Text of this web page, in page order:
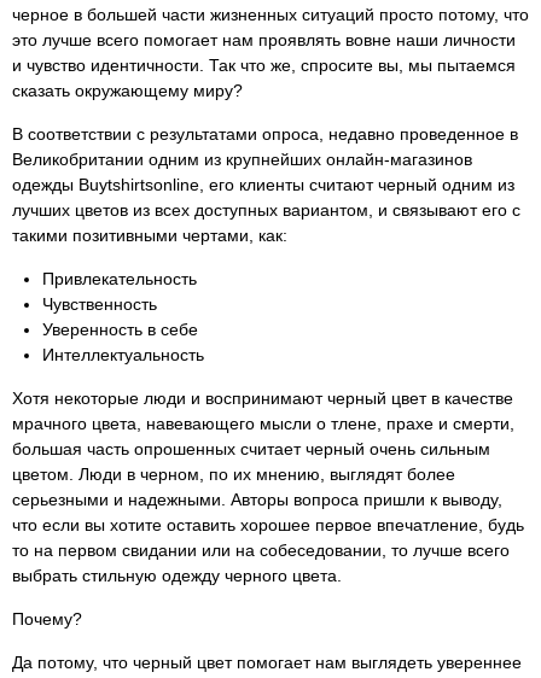
черное в большей части жизненных ситуаций просто потому, что
это лучше всего помогает нам проявлять вовне наши личности
и чувство идентичности. Так что же, спросите вы, мы пытаемся
сказать окружающему миру?
В соответствии с результатами опроса, недавно проведенное в
Великобритании одним из крупнейших онлайн-магазинов
одежды Buytshirtsonline, его клиенты считают черный одним из
лучших цветов из всех доступных вариантом, и связывают его с
такими позитивными чертами, как:
Привлекательность
Чувственность
Уверенность в себе
Интеллектуальность
Хотя некоторые люди и воспринимают черный цвет в качестве
мрачного цвета, навевающего мысли о тлене, прахе и смерти,
большая часть опрошенных считает черный очень сильным
цветом. Люди в черном, по их мнению, выглядят более
серьезными и надежными. Авторы вопроса пришли к выводу,
что если вы хотите оставить хорошее первое впечатление, будь
то на первом свидании или на собеседовании, то лучше всего
выбрать стильную одежду черного цвета.
Почему?
Да потому, что черный цвет помогает нам выглядеть увереннее